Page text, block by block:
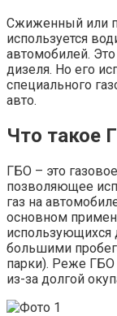
Сжиженный или
используется
автомобилей.
дизеля. Но его
специального
авто.
Что такое
ГБО – это
позволяющее
газ на
основном
использующихся
большими
парки). Реже ГБО
из-за долгой